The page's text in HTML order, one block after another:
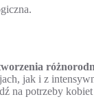
jak i z
na potrzeby